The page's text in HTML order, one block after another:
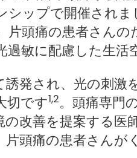
ップで開催されま
片頭痛の患者さん
敏に配慮した生活
誘発され、光の刺
切です1,2。頭痛専門
改善を提案する医
頭痛の患者さんが